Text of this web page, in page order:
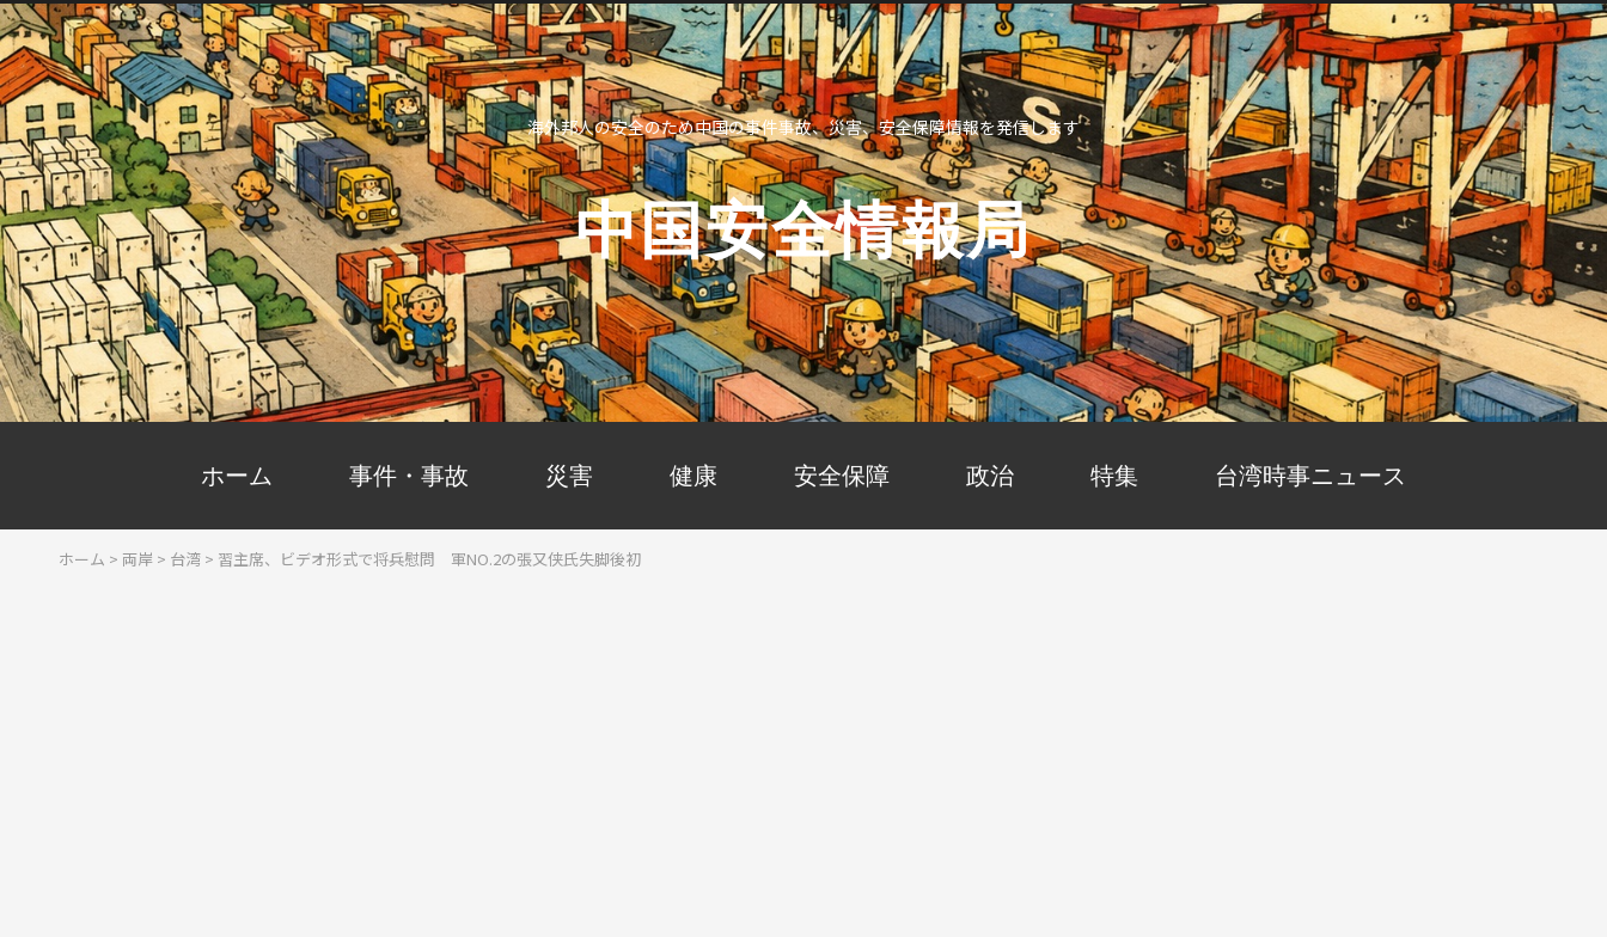
海外邦人の安全のため中国の事件事故、災害、安全保障情報を発信します
中国安全情報局
ホーム 事件・事故 災害 健康 安全保障 政治 特集 台湾時事ニュース
ホーム > 両岸 > 台湾 > 習主席、ビデオ形式で将兵慰問 軍NO.2の張又侠氏失脚後初